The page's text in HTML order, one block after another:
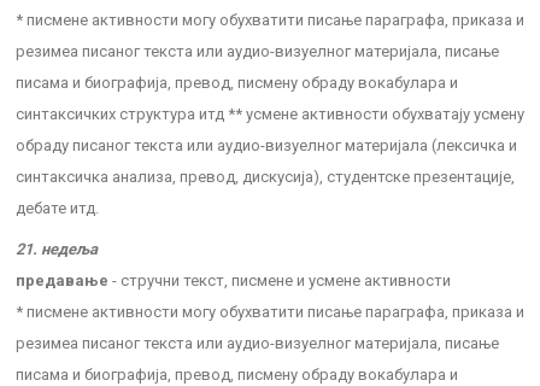
* писмене активности могу обухватити писање параграфа, приказа и
резимеа писаног текста или аудио-визуелног материјала, писање
писама и биографија, превод, писмену обраду вокабулара и
синтаксичких структура итд ** усмене активности обухватају усмену
обраду писаног текста или аудио-визуелног материјала (лексичка и
синтаксичка анализа, превод, дискусија), студентске презентације,
дебате итд.
21. недеља
предавање - стручни текст, писмене и усмене активности
* писмене активности могу обухватити писање параграфа, приказа и
резимеа писаног текста или аудио-визуелног материјала, писање
писама и биографија, превод, писмену обраду вокабулара и